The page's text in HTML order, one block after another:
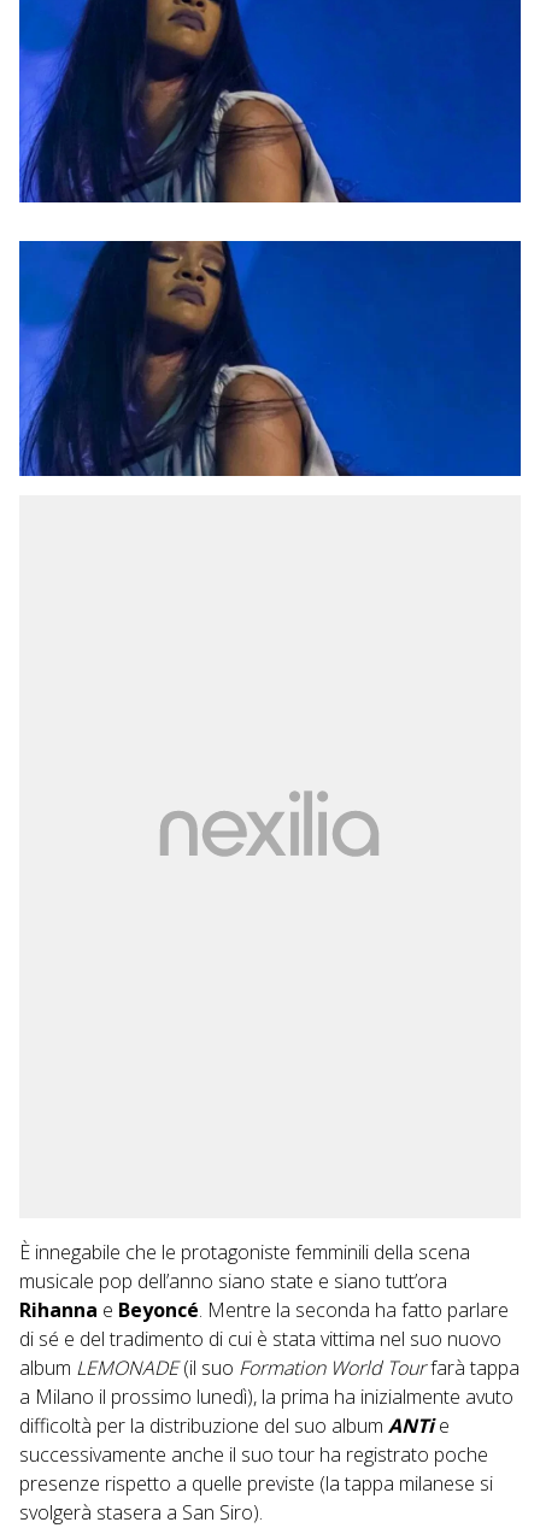
È innegabile che le protagoniste femminili della scena
musicale pop dell’anno siano state e siano tutt’ora
Rihanna e Beyoncé. Mentre la seconda ha fatto parlare
di sé e deltradimento di cui è stata vittima nel suo nuovo
album LEMONADE(il suo Formation World Tourfarà tappa
a Milano il prossimo lunedì), la prima ha inizialmente avuto
difficoltà per la distribuzione del suo album ANTie
successivamente anche il suo tour ha registrato poche
presenze rispetto a quelle previste (la tappa milanese si
svolgerà stasera a San Siro).